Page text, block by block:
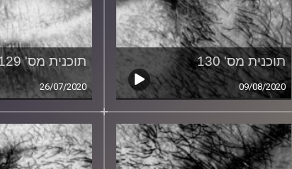
תוכנית מס' 130
09/08/2020
תוכנית מס' 129
26/07/2020